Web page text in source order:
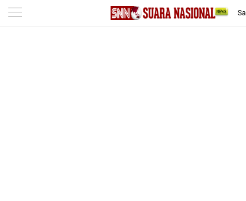
-->